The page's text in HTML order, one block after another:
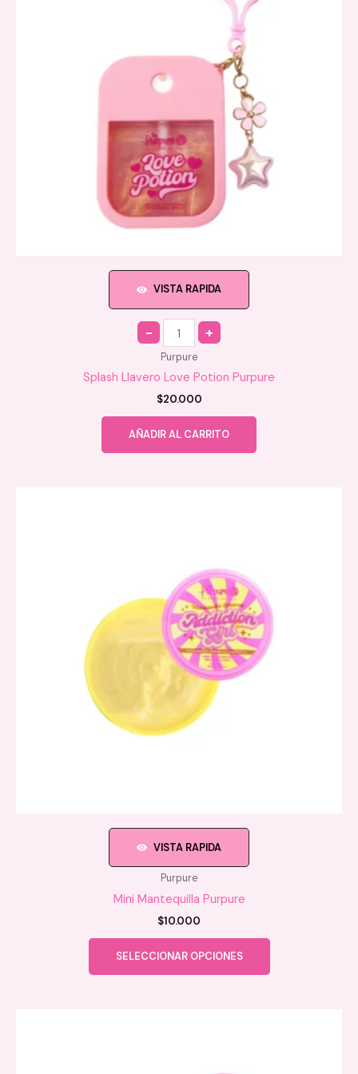
VISTA RAPIDA
Quantity
Purpure
Splash Llavero Love Potion Purpure
$20.000
AÑADIR AL CARRITO
VISTA RAPIDA
Purpure
Mini Mantequilla Purpure
$10.000
SELECCIONAR OPCIONES
Este
tiene